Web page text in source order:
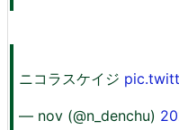
ニコラスケイジ
— nov (@n_denchu)